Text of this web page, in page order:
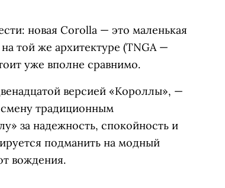
новая Corolla — это маленькая
той же архитектуре (TNGA —
уже вполне сравнимо.
версией «Короллы», —
традиционным
за надежность, спокойность и
подманить на модный
вождения.